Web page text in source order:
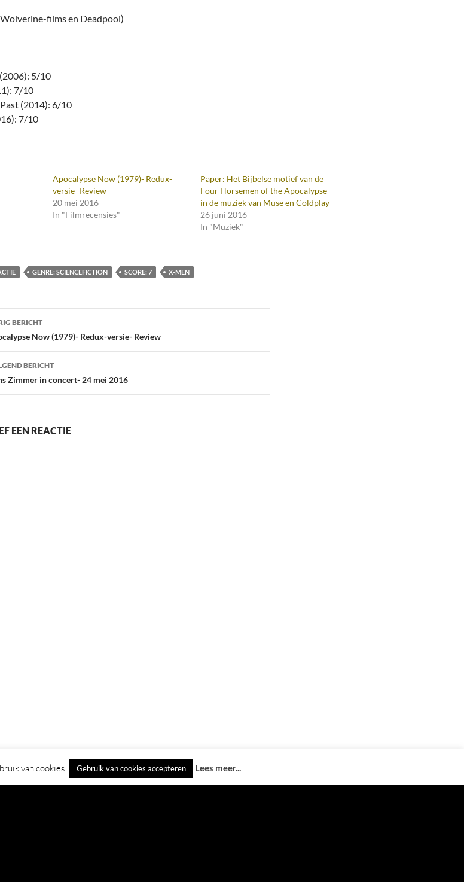
Wolverine-films en Deadpool)
5/10
7/10
(2014): 6/10
7/10
Apocalypse Now (1979)- Redux-
versie- Review
20 mei 2016
In "Filmrecensies"
Paper: Het Bijbelse motief van de
Four Horsemen of the Apocalypse
in de muziek van Muse en Coldplay
26 juni 2016
In "Muziek"
GENRE: SCIENCEFICTION SCORE: 7 X-MEN
BERICHT
Now (1979)- Redux-versie- Review
BERICHT
Zimmer in concert- 24 mei 2016
EEN REACTIE
van cookies. Gebruik van cookies accepteren Lees meer...